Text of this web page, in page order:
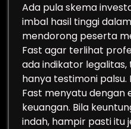
Ada pula skema
imbal hasil tinggi
mendorong peserta
Fast agar terlihat
ada indikator legalitas,
hanya testimoni palsu.
Fast menyatu dengan
keuangan. Bila
indah, hampir pasti itu